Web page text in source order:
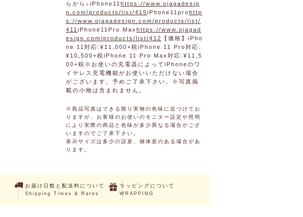
らから↓iPhone11 https://www.ojagadesig
n.com/products/list/415iPhone11prohttp
s://www.ojagadesign.com/products/list/
411 iPhone11Pro Max https://www.ojagad
esign.com/products/list/412
【価格】iPho
ne 11対応:¥11,000+税iPhone 11 Pro対応:
¥10,500+税iPhone 11 Pro Max対応:¥11,5
00+税※お使いの充電器によってiPhoneのワ
イヤレス充電機能がお使いいただけない場合
がございます。予めご了承下さい。※写真掲
載の小物は含まれません。
※商品写真はできる限り実物の色味に近づけてお
りますが、お客様のお使いのモニター設定や照明
により実際の商品と色味が多少異なる場合がござ
いますのでご了承下さい。
表示サイズは多少の誤差、個体差のある場合があ
ります。
お届け日数と配送料について
Shipping Times & Rates
ラッピングについて
WRAPPING